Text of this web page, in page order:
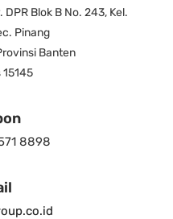
Blok B No. 243, Kel.
Pinang
Banten
15145
8898